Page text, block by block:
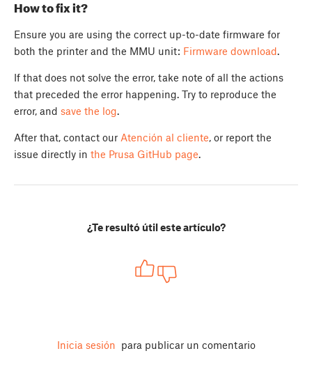
How to fix it?
Ensure you are using the correct up-to-date firmware for
both the printer and the MMU unit: Firmware download.
If that does not solve the error, take note of all the actions
that preceded the error happening. Try to reproduce the
error, and save the log.
After that, contact our Atención al cliente, or report the
issue directly in the Prusa GitHub page.
¿Te resultó útil este artículo?
Inicia sesión para publicar un comentario